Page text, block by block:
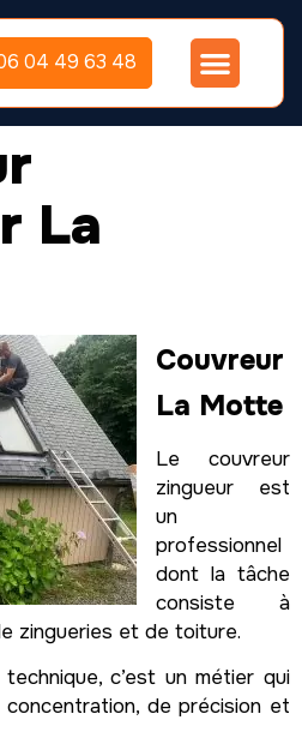
04 49 63 48
La
Couvreur
La Motte
Le couvreur
zingueur est
un
professionnel
dont la tâche
consiste à
zingueries et de toiture.
c’est un métier qui
de précision et